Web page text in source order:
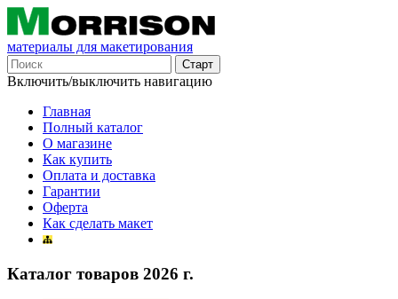
материалы для макетирования
Включить/выключить навигацию
Главная
Полный каталог
О магазине
Как купить
Оплата и доставка
Гарантии
Оферта
Как сделать макет
Каталог товаров 2026 г.